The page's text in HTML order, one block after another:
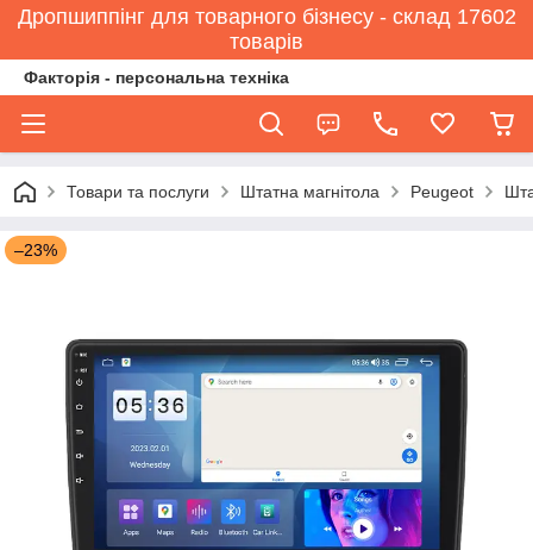
Дропшиппінг для товарного бізнесу - склад 17602
товарів
Факторія - персональна техніка
Товари та послуги Штатна магнітола Peugeot
–23%